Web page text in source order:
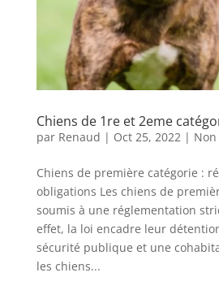
Chiens de 1re et 2eme
par Renaud | Oct 25, 2022 | Non
Chiens de première catégorie :
obligations Les chiens de
soumis à une réglementation
effet, la loi encadre leur
sécurité publique et une
les chiens...